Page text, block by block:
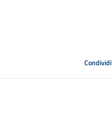
Condividi